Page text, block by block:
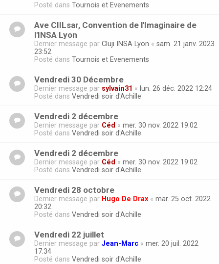
Posté dans Tournois et Evenements
Ave CIILsar, Convention de l'Imaginaire de
l'INSA Lyon
Dernier message par Cluji INSA Lyon « sam. 21 janv. 2023
23:52
Posté dans Tournois et Evenements
Vendredi 30 Décembre
Dernier message par sylvain31 « lun. 26 déc. 2022 12:24
Posté dans Vendredi soir d'Achille
Vendredi 2 décembre
Dernier message par Céd « mer. 30 nov. 2022 19:02
Posté dans Vendredi soir d'Achille
Vendredi 2 décembre
Dernier message par Céd « mer. 30 nov. 2022 19:02
Posté dans Vendredi soir d'Achille
Vendredi 28 octobre
Dernier message par Hugo De Drax « mar. 25 oct. 2022
20:32
Posté dans Vendredi soir d'Achille
Vendredi 22 juillet
Dernier message par Jean-Marc « mer. 20 juil. 2022
17:34
Posté dans Vendredi soir d'Achille